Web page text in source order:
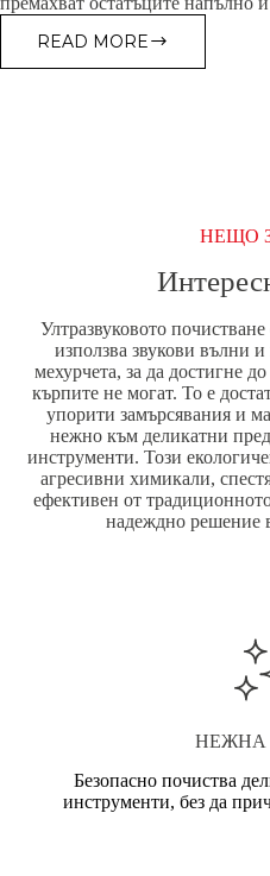
READ MORE
ASONIC
ПОЧИСТВАЩИ
НЕЩО
Ултразвуковото
използва звукови вълни
мехурчета, за да достигне
кърпите не могат. То е
упорити замърсявания и
нежно към деликатни
инструменти. Този
агресивни химикали,
ефективен от
надеждно решение
НЕЖНА
Безопасно почиства
инструменти, без да